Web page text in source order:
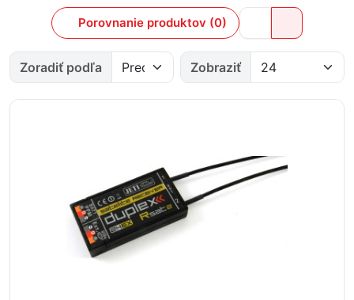
Porovnanie produktov (0)
Zoradiť podľa Zobraziť